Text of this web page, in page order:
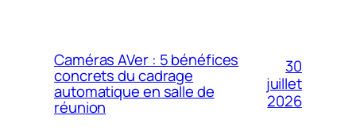
Caméras AVer : 5 bénéfices
concrets du cadrage
automatique en salle de
réunion
30
juillet
2026